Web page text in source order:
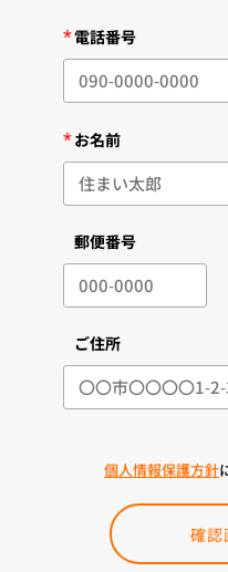
*電話番号
*お名前
郵便番号
ご住所
個人情報保護方針
確認